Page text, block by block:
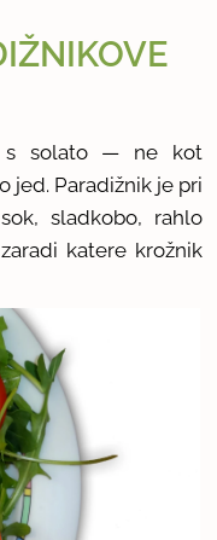
s solato — ne kot
jed. Paradižnik je pri
sladkobo, rahlo
katere krožnik